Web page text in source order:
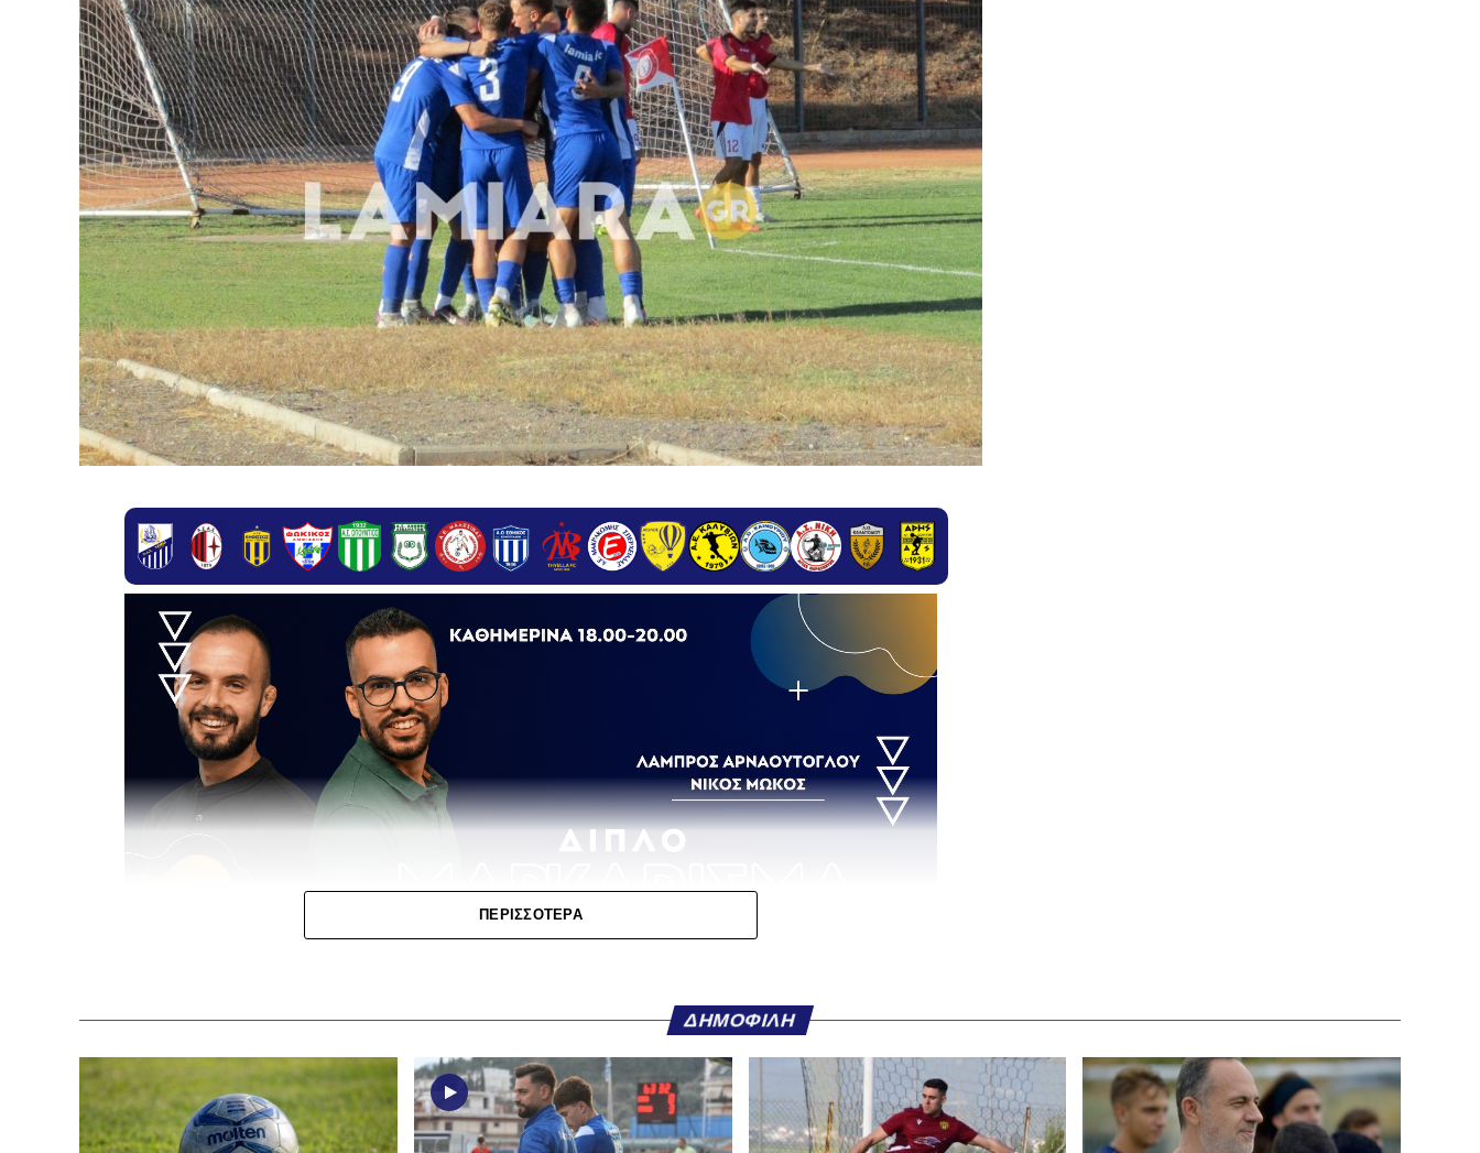
Marriottη κλήρωση της 1ης και 2ης φάσης του Κυπέλλου Ερασιτεχνικών Ομάδωνγια
την αγωνιστική περίοδο 2026-2027, με το ενδιαφέρον να στρέφεται και στις ομάδες της
Φθιώτιδας που θα μπουν στη «μάχη» της διοργάνωσης.
ΠΕΡΙΣΣΌΤΕΡΑ
ΔΗΜΟΦΙΛΉ